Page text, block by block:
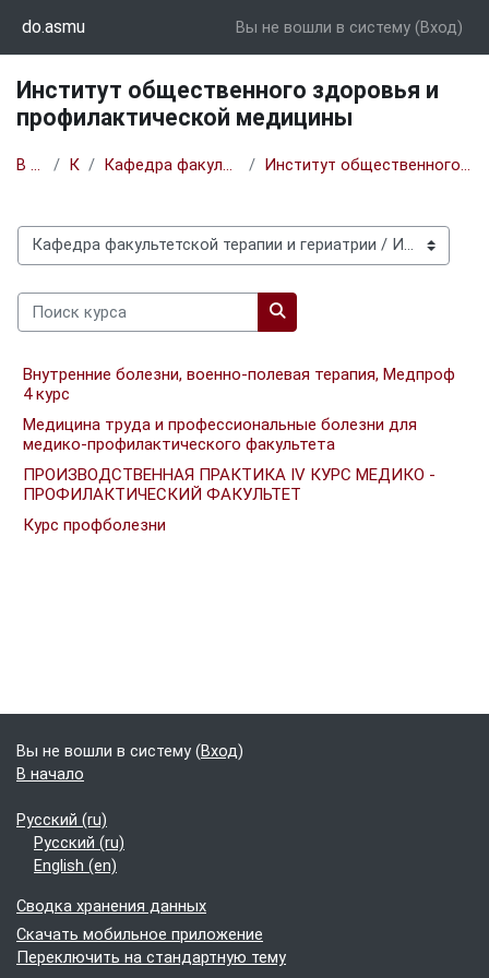
do.asmu Вы не вошли в систему (Вход)
Институт общественного здоровья и
профилактической медицины
В начало Курсы Кафедра факультетской терапии и гериатрии Институт общественного здоровья и профилактической медицины
Категории курсов
Поиск курса
Поиск курса
Внутренние болезни, военно-полевая терапия, Медпроф
4 курс
Медицина труда и профессиональные болезни для
медико-профилактического факультета
ПРОИЗВОДСТВЕННАЯ ПРАКТИКА IV КУРС МЕДИКО -
ПРОФИЛАКТИЧЕСКИЙ ФАКУЛЬТЕТ
Курс профболезни
Вы не вошли в систему (Вход)
В начало
Русский ‎(ru)‎
Русский ‎(ru)‎
English ‎(en)‎
Сводка хранения данных
Скачать мобильное приложение
Переключить на стандартную тему